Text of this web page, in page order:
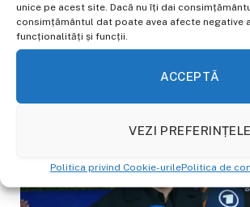
unice pe acest site. Dacă nu îți dai
consimțământul dat poate avea afecte negative
funcționalități și funcții.
ACCEPTĂ
VEZI PREFERINȚELE
Politica privind Cookie-urilePolitica de
Tribunalul Cluj a admis solicitarea
inculpați din dosarul DNA de la Consiliul
Năsăud, inclusiv administratorul…